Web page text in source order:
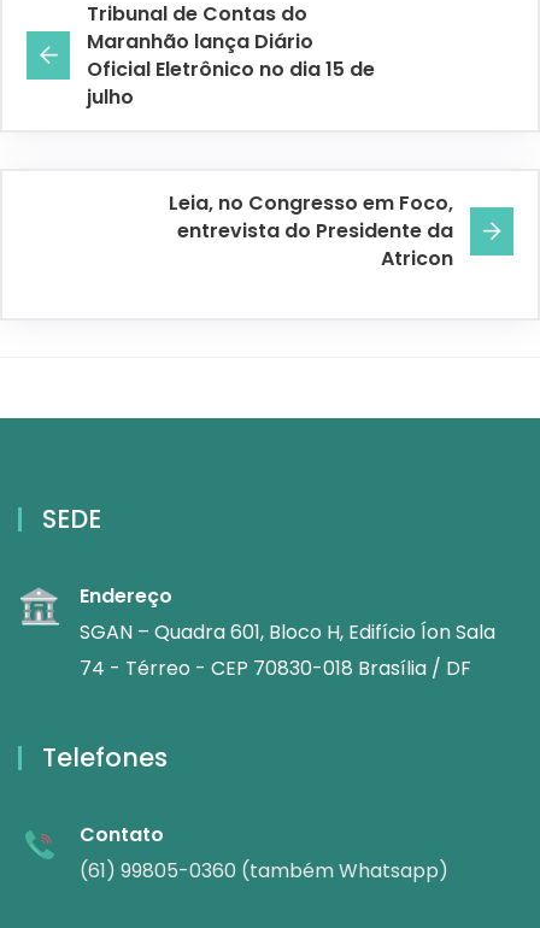
Tribunal de Contas do
Maranhão lança Diário
Oficial Eletrônico no dia 15 de
julho
Leia, no Congresso em Foco,
entrevista do Presidente da
Atricon
SEDE
Endereço
SGAN – Quadra 601, Bloco H, Edifício Íon Sala
74 - Térreo - CEP 70830-018 Brasília / DF
Telefones
Contato
(61) 99805-0360 (também Whatsapp)